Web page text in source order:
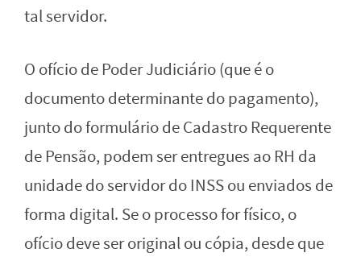
tal servidor.
O ofício de Poder Judiciário (que é o
documento determinante do pagamento),
junto do formulário de Cadastro Requerente
de Pensão, podem ser entregues ao RH da
unidade do servidor do INSS ou enviados de
forma digital. Se o processo for físico, o
ofício deve ser original ou cópia, desde que